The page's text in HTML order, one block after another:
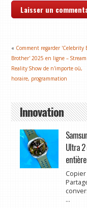
« Comment regarder 'Celebrity
Brother' 2025 en ligne –
Reality Show de n'importe où,
horaire, programmation
Innovation
Ultra
...